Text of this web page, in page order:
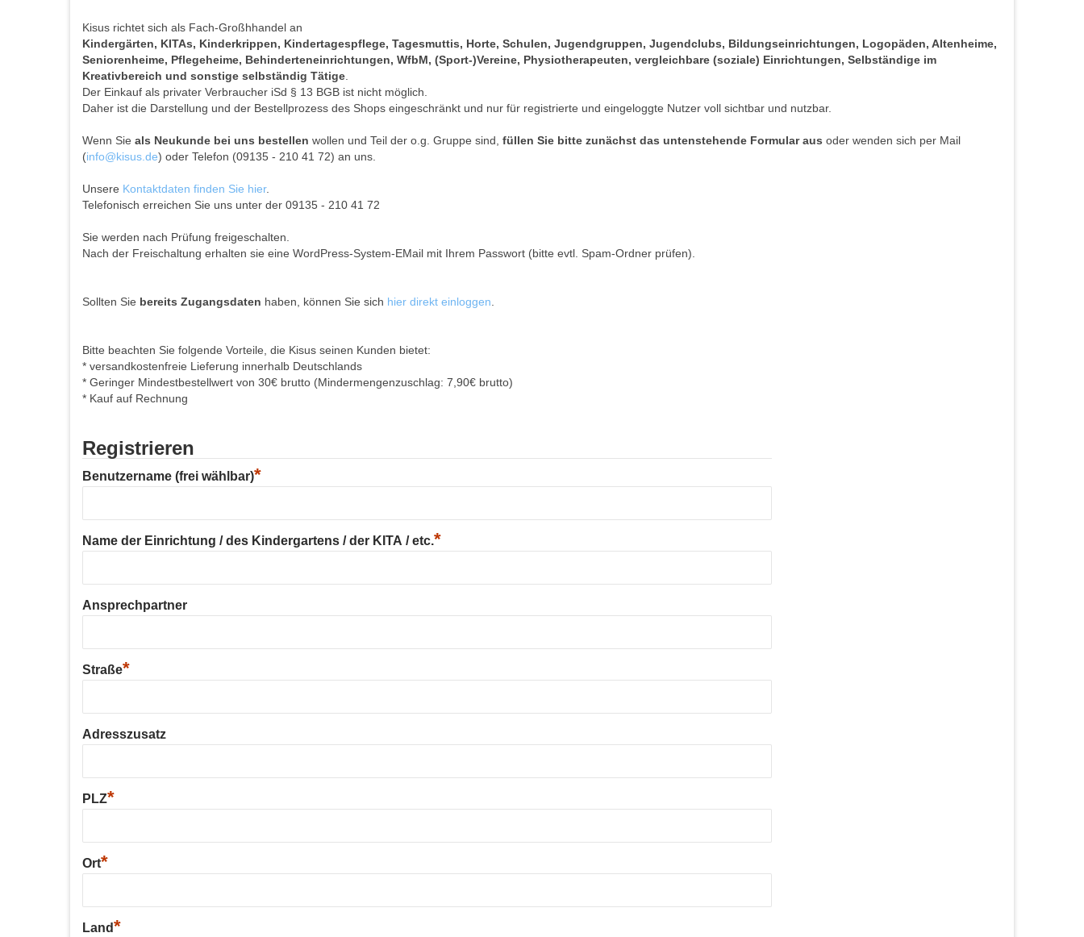
Kisus richtet sich als Fach-Großhhandel an
Kindergärten, KITAs, Kinderkrippen, Kindertagespflege, Tagesmuttis, Horte, Schulen, Jugendgruppen, Jugendclubs, Bildungseinrichtungen, Logopäden, Altenheime,
Seniorenheime, Pflegeheime, Behinderteneinrichtungen, WfbM, (Sport-)Vereine, Physiotherapeuten, vergleichbare (soziale) Einrichtungen, Selbständige im
Kreativbereich und sonstige selbständig Tätige
Der Einkauf als privater Verbraucher iSd § 13 BGB ist nicht möglich.
Daher ist die Darstellung und der Bestellprozess des Shops eingeschränkt und nur für registrierte und eingeloggte Nutzer voll sichtbar und nutzbar.
Wenn Sie als Neukunde bei uns bestellen wollen und Teil der o.g. Gruppe sind, füllen Sie bitte zunächst das untenstehende Formular aus oder wenden sich per Mail
(info@kisus.de) oder Telefon (09135 - 210 41 72) an uns.
Unsere Kontaktdaten finden Sie hier.
Telefonisch erreichen Sie uns unter der 09135 - 210 41 72
Sie werden nach Prüfung freigeschalten.
Nach der Freischaltung erhalten sie eine WordPress-System-EMail mit Ihrem Passwort (bitte evtl. Spam-Ordner prüfen).
Sollten Sie bereits Zugangsdaten haben, können Sie sich hier direkt einloggen
Bitte beachten Sie folgende Vorteile, die Kisus seinen Kunden bietet:
* versandkostenfreie Lieferung innerhalb Deutschlands
* Geringer Mindestbestellwert von 30€ brutto (Mindermengenzuschlag: 7,90€ brutto)
* Kauf auf Rechnung
Registrieren
Benutzername (frei wählbar)*
Name der Einrichtung / des Kindergartens / der KITA / etc.*
Ansprechpartner
Straße*
Adresszusatz
PLZ*
Ort*
Land*